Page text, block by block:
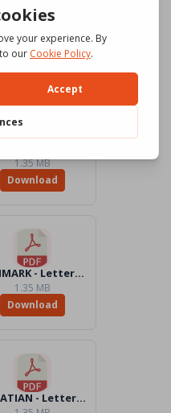
1.35 MB
Download
1.35 MB
Download
DANMARK - Letter KidsAction4Peace.pdf
1.35 MB
Download
CROATIAN - Letter KidsAction4Peace.pdf